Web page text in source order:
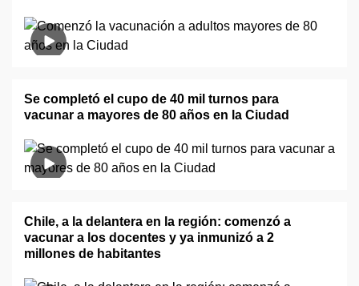
Se completó el cupo de 40 mil turnos para
vacunar a mayores de 80 años en la Ciudad
Chile, a la delantera en la región: comenzó a
vacunar a los docentes y ya inmunizó a 2
millones de habitantes